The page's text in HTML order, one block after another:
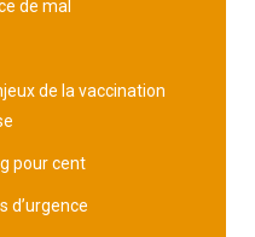
de mal
de la vaccination
pour cent
d’urgence